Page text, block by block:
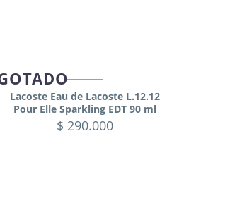
Lacoste Eau de Lacoste L.12.12
Pour Elle Sparkling EDT 90 ml
$ 290.000